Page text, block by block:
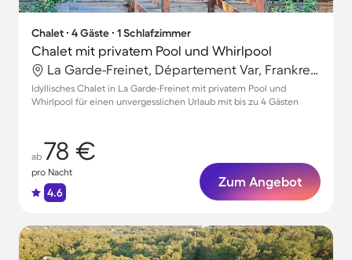
Chalet ∙ 4 Gäste ∙ 1 Schlafzimmer
Chalet mit privatem Pool und Whirlpool
La Garde-Freinet, Département Var, Frankreich
Idyllisches Chalet in La Garde-Freinet mit privatem Pool und
Whirlpool für einen unvergesslichen Urlaub mit bis zu 4 Gästen
ab 78 €
pro Nacht
4.6
Zum Angebot